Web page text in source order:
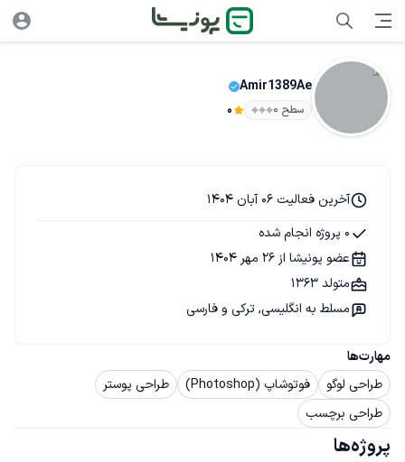
Amir1389Ae
سطح ۰ 0
مهارت‌ها
طراحی لوگو
فوتوشاپ (Photoshop)
طراحی پوستر
طراحی برچسب
آخرین فعالیت 06 آبان 1404
0 پروژه انجام شده
عضو پونیشا از 26 مهر 1404
متولد 1363
مسلط به انگلیسی, ترکی و فارسی
پروژه‌ها